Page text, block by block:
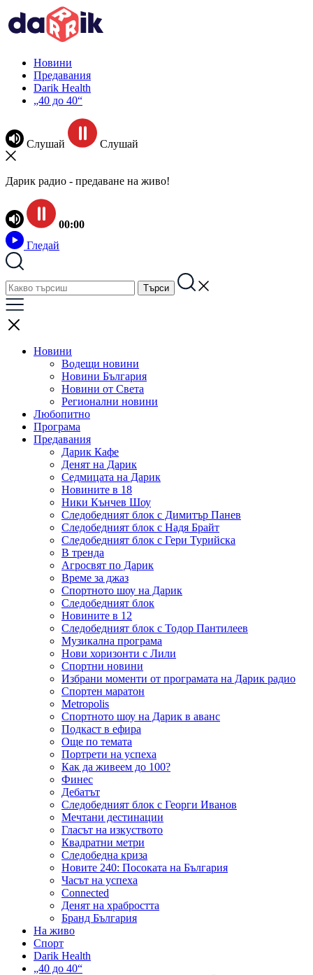
Новини
Предавания
Darik Health
„40 до 40“
Слушай Слушай
Дарик радио - предаване на живо!
00:00
Гледай
Новини
Водещи новини
Новини България
Новини от Света
Регионални новини
Любопитно
Програма
Предавания
Дарик Кафе
Денят на Дарик
Седмицата на Дарик
Новините в 18
Ники Кънчев Шоу
Следобедният блок с Димитър Панев
Следобедният блок с Надя Брайт
Следобедният блок с Гери Турийска
В тренда
Агросвят по Дарик
Време за джаз
Спортното шоу на Дарик
Следобедният блок
Новините в 12
Следобедният блок с Тодор Пантилеев
Музикална програма
Нови хоризонти с Лили
Спортни новини
Избрани моменти от програмата на Дарик радио
Спортен маратон
Metropolis
Спортното шоу на Дарик в аванс
Подкаст в ефира
Още по темата
Портрети на успеха
Как да живеем до 100?
Финес
Дебатът
Следобедният блок с Георги Иванов
Мечтани дестинации
Гласът на изкуството
Квадратни метри
Следобедна криза
Новите 240: Посоката на България
Часът на успеха
Connected
Денят на храбростта
Бранд България
На живо
Спорт
Darik Health
„40 до 40“